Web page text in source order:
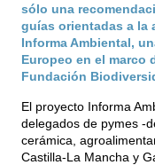
sólo una
guías orientadas a la
Informa Ambiental,
Europeo en el marco
Fundación
El proyecto Informa
delegados de pymes -
cerámica,
Castilla-La Mancha y